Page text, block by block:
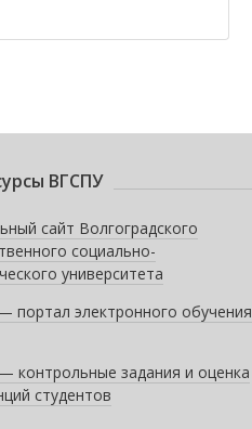
ВГСПУ
сайт Волгоградского
социально-
университета
портал электронного обучения
контрольные задания и оценка
студентов